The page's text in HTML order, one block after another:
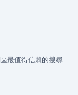
最值得信賴的搜尋